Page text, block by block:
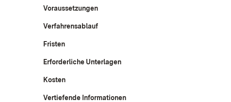
Voraussetzungen
Verfahrensablauf
Fristen
Erforderliche Unterlagen
Kosten
Vertiefende Informationen